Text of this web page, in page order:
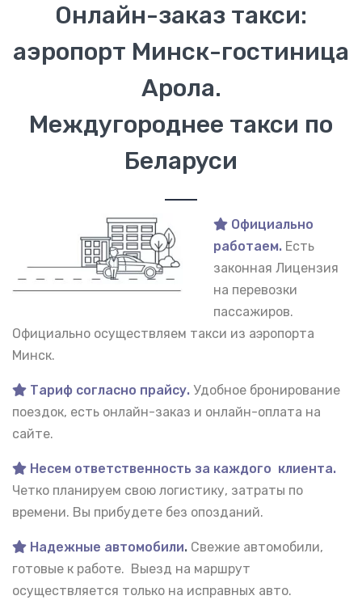
Онлайн-заказ такси:
аэропорт Минск-гостиница
Арола.
Междугороднее такси по
Беларуси
Официально
работаем. Есть
законная Лицензия
на перевозки
пассажиров.
Официально осуществляем такси из аэропорта
Минск.
Тариф согласно прайсу. Удобное бронирование
поездок, есть онлайн-заказ и онлайн-оплата на
сайте.
Несем ответственность за каждого клиента.
Четко планируем свою логистику, затраты по
времени. Вы прибудете без опозданий.
Надежные автомобили. Свежие автомобили,
готовые к работе. Выезд на маршрут
осуществляется только на исправных авто.